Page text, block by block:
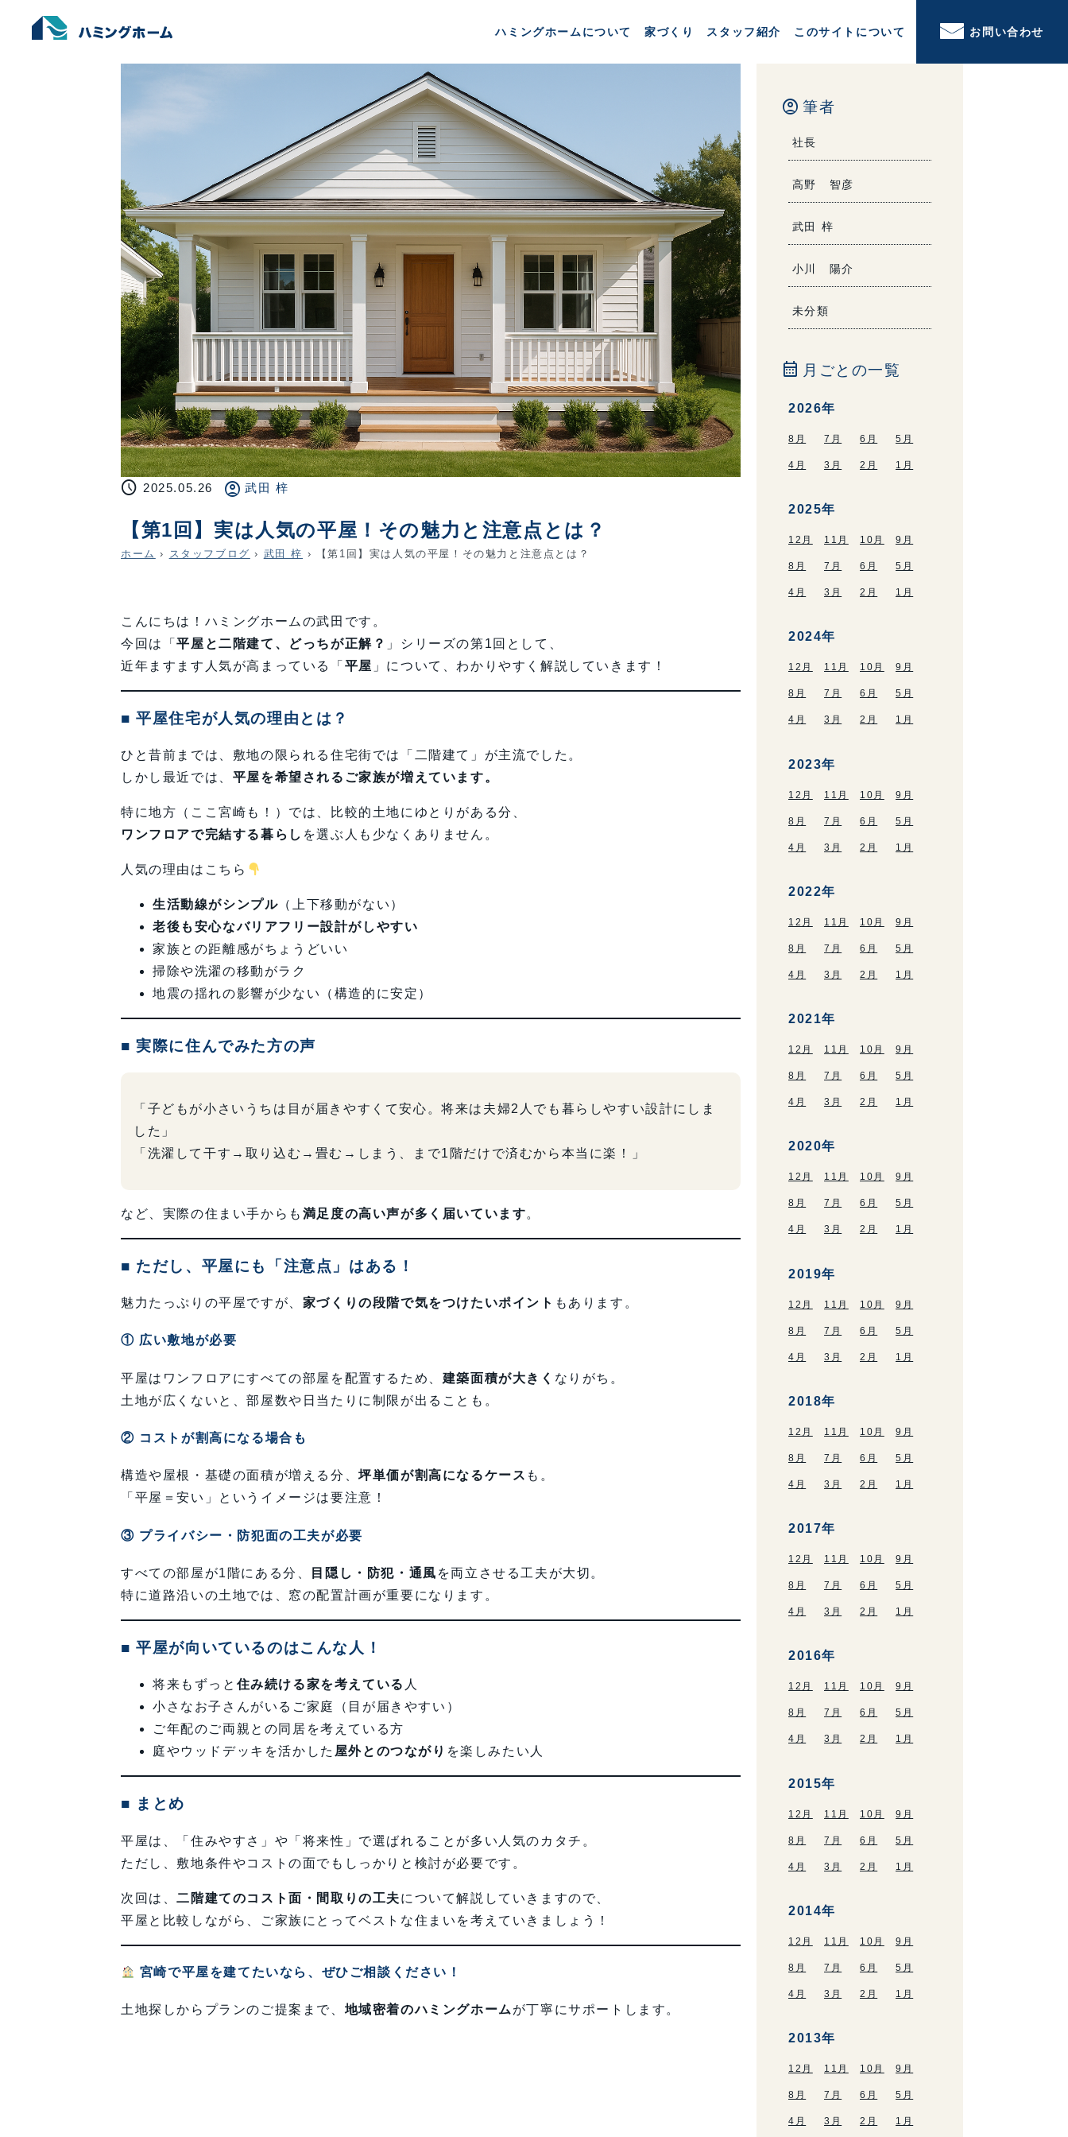
ハミングホームについて 家づくり スタッフ紹介 このサイトについて お問い合わせ
schedule 2025.05.26 account_circle 武田 梓
【第1回】実は人気の平屋！その魅力と注意点とは？
ホーム › スタッフブログ › 武田 梓 › 【第1回】実は人気の平屋！その魅力と注意点とは？
こんにちは！ハミングホームの武田です。
今回は「平屋と二階建て、どっちが正解？ 」シリーズの第1回として、
近年ますます人気が高まっている「 平屋 」について、わかりやすく解説していきます！
■ 平屋住宅が人気の理由とは？
ひと昔前までは、敷地の限られる住宅街では「二階建て」が主流でした。
しかし最近では、 平屋を希望されるご家族が増えています。
特に地方（ここ宮崎も！）では、比較的土地にゆとりがある分、
ワンフロアで完結する暮らし を選ぶ人も少なくありません。
人気の理由はこちら
生活動線がシンプル （上下移動がない）
老後も安心なバリアフリー設計がしやすい
家族との距離感がちょうどいい
掃除や洗濯の移動がラク
地震の揺れの影響が少ない（構造的に安定）
■ 実際に住んでみた方の声
「子どもが小さいうちは目が届きやすくて安心。将来は夫婦2人でも暮らしやすい設計にしま
した」
「洗濯して干す→取り込む→畳む→しまう、まで1階だけで済むから本当に楽！」
など、実際の住まい手からも 満足度の高い声が多く届いています。
■ ただし、平屋にも「注意点」はある！
魅力たっぷりの平屋ですが、 家づくりの段階で気をつけたいポイント もあります。
① 広い敷地が必要
平屋はワンフロアにすべての部屋を配置するため、 建築面積が大きく なりがち。
土地が広くないと、部屋数や日当たりに制限が出ることも。
② コストが割高になる場合も
構造や屋根・基礎の面積が増える分、坪単価が割高になるケース も。
「平屋＝安い」というイメージは要注意！
③ プライバシー・防犯面の工夫が必要
すべての部屋が1階にある分、 目隠し・防犯・通風 を両立させる工夫が大切。
特に道路沿いの土地では、窓の配置計画が重要になります。
■ 平屋が向いているのはこんな人！
将来もずっと 住み続ける家を考えている 人
小さなお子さんがいるご家庭（目が届きやすい）
ご年配のご両親との同居を考えている方
庭やウッドデッキを活かした 屋外とのつながり を楽しみたい人
■ まとめ
平屋は、「住みやすさ」や「将来性」で選ばれることが多い人気のカタチ。
ただし、敷地条件やコストの面でもしっかりと検討が必要です。
次回は、二階建てのコスト面・間取りの工夫について解説していきますので、
平屋と比較しながら、ご家族にとってベストな住まいを考えていきましょう！
宮崎で平屋を建てたいなら、ぜひご相談ください！
土地探しからプランのご提案まで、 地域密着のハミングホーム が丁寧にサポートします。
account_circle 筆者
社長
高野 智彦
武田 梓
小川 陽介
未分類
calendar_month 月ごとの一覧
2026年
8月 7月 6月 5月
4月 3月 2月 1月
2025年
12月 11月 10月 9月
8月 7月 6月 5月
4月 3月 2月 1月
2024年
12月 11月 10月 9月
8月 7月 6月 5月
4月 3月 2月 1月
2023年
12月 11月 10月 9月
8月 7月 6月 5月
4月 3月 2月 1月
2022年
12月 11月 10月 9月
8月 7月 6月 5月
4月 3月 2月 1月
2021年
12月 11月 10月 9月
8月 7月 6月 5月
4月 3月 2月 1月
2020年
12月 11月 10月 9月
8月 7月 6月 5月
4月 3月 2月 1月
2019年
12月 11月 10月 9月
8月 7月 6月 5月
4月 3月 2月 1月
2018年
12月 11月 10月 9月
8月 7月 6月 5月
4月 3月 2月 1月
2017年
12月 11月 10月 9月
8月 7月 6月 5月
4月 3月 2月 1月
2016年
12月 11月 10月 9月
8月 7月 6月 5月
4月 3月 2月 1月
2015年
12月 11月 10月 9月
8月 7月 6月 5月
4月 3月 2月 1月
2014年
12月 11月 10月 9月
8月 7月 6月 5月
4月 3月 2月 1月
2013年
12月 11月 10月 9月
8月 7月 6月 5月
4月 3月 2月 1月